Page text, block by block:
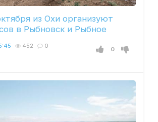
из Охи организуют
в Рыбновск и Рыбное
0
452 0